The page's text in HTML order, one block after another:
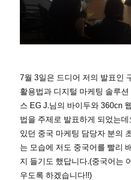
7월 3일은 드디어 저의 발표인
활용법과 디지털 마케팅 솔루션
스 EG J.님의 바이두와 360cn
법을 주제로 발표하게 되었는데
있던 중국 마케팅 담당자 분의
는 모습에 저도 중국어를 빨리
지 들기도 했답니다.(중국어는
우도록 하겠습니다!!)